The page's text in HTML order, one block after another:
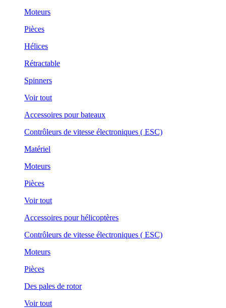
Moteurs
Pièces
Hélices
Rétractable
Spinners
Voir tout
Accessoires pour bateaux
Contrôleurs de vitesse électroniques ( ESC)
Matériel
Moteurs
Pièces
Voir tout
Accessoires pour hélicoptères
Contrôleurs de vitesse électroniques ( ESC)
Moteurs
Pièces
Des pales de rotor
Voir tout